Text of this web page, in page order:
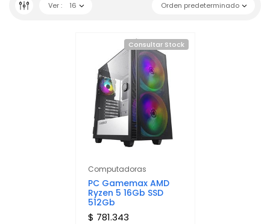
Orden predeterminado
Ver : 16
Consultar Stock
Computadoras
PC Gamemax AMD
Ryzen 5 16Gb SSD
512Gb
$ 781.343